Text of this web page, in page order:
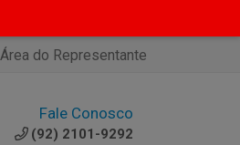
Área do Representante
Fale Conosco
(92) 2101-9292